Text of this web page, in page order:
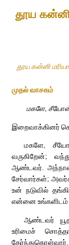
தூய
தூய கன்னி
முதல் வாசகம்
மகளே,
இறைவாக்கினர்
மகளே,
வருகிறேன்;
ஆண்டவர்.
சேர்வார்கள்;
உன் நடுவில்
என்னை உங்களிடம்
ஆண்டவர்
உரிமைச்